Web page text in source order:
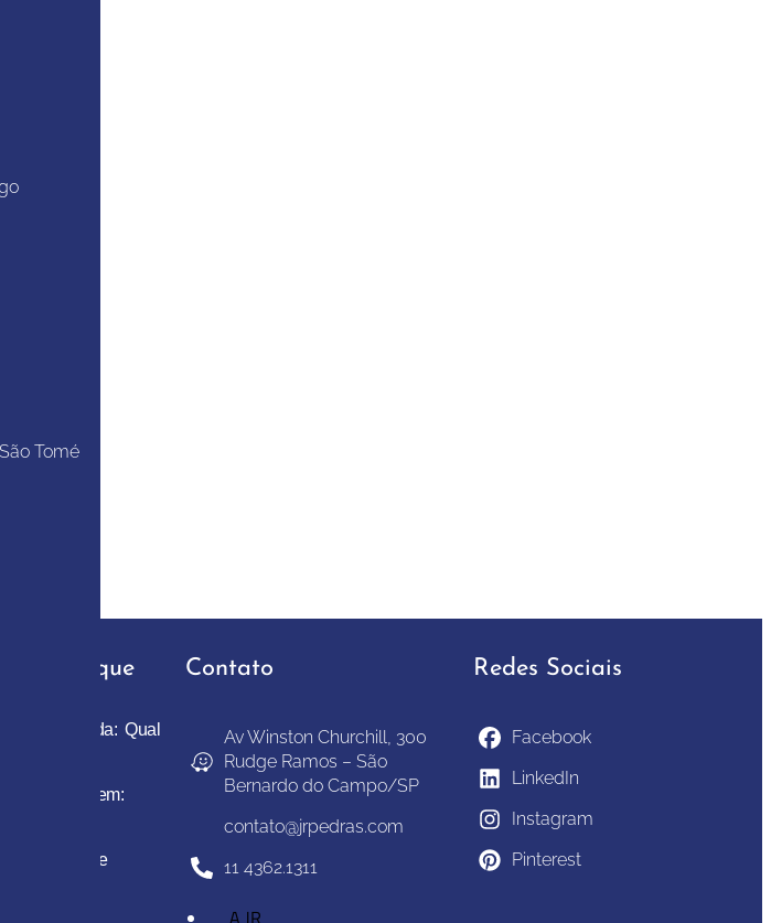
Tomé
A JR
Destaque
para Calçada: Qual
para Garagem:
para Parede
Contato
Av Winston Churchill, 300
Rudge Ramos – São
Bernardo do Campo/SP
contato@jrpedras.com
11 4362.1311
Redes Sociais
Facebook
LinkedIn
Instagram
Pinterest